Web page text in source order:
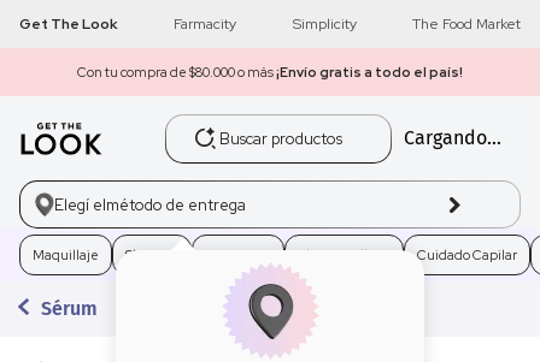
Get The Look Farmacity Simplicity The Food Market
Con tu compra de $80.000 o más¡Envío gratis a todo el país!
Buscar productos
Cargando...
Elegí elmétodo de entrega
Maquillaje Skincare Electro Belleza Cuidado Capilar
Sérum
1 get the look
2 máscara pestañas
brochas
4. loreal